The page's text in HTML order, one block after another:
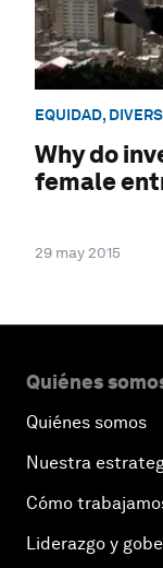
EQUIDAD,
Why do
female
29 may 2015
Quiénes
Quiénes somos
Nuestra
Cómo
Liderazgo y